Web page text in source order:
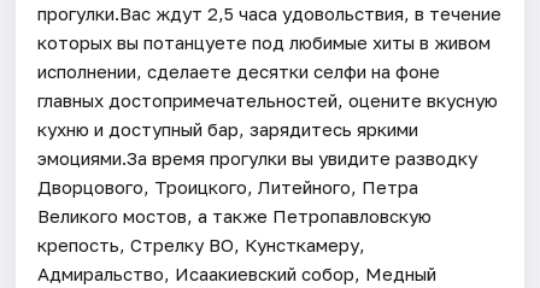
прогулки.Вас ждут 2,5 часа удовольствия, в течение
которых вы потанцуете под любимые хиты в живом
исполнении, сделаете десятки селфи на фоне
главных достопримечательностей, оцените вкусную
кухню и доступный бар, зарядитесь яркими
эмоциями.За время прогулки вы увидите разводку
Дворцового, Троицкого, Литейного, Петра
Великого мостов, а также Петропавловскую
крепость, Стрелку ВО, Кунсткамеру,
Адмиральство, Исаакиевский собор, Медный